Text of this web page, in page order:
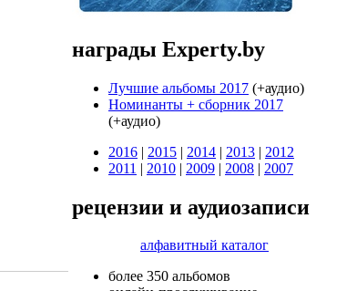
награды Experty.by
Лучшие альбомы 2017 (+аудио)
Номинанты + cборник 2017
(+аудио)
2016 | 2015 | 2014 | 2013 | 2012
2011 | 2010 | 2009 | 2008 | 2007
рецензии и аудиозаписи
алфавитный каталог
более 350 альбомов